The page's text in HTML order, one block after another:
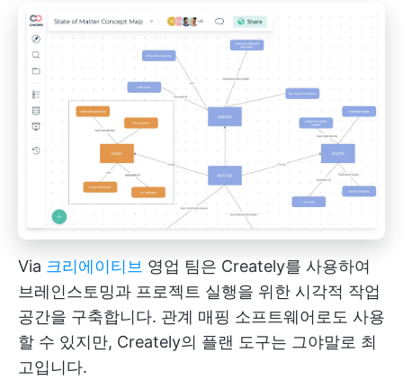
Via 크리에이티브 영업 팀은 Creately를 사용하여
브레인스토밍과 프로젝트 실행을 위한 시각적 작업
공간을 구축합니다. 관계 매핑 소프트웨어로도 사용
할 수 있지만, Creately의 플랜 도구는 그야말로 최
고입니다.